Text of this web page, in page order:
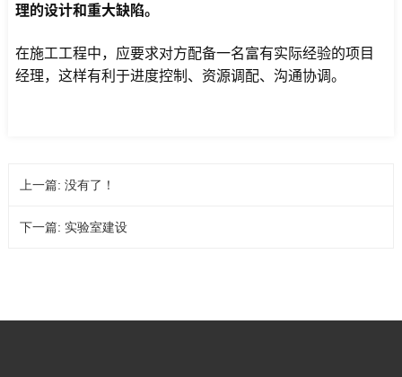
理的设计和重大缺陷。
在施工工程中，应要求对方配备一名富有实际经验的项目
经理，这样有利于进度控制、资源调配、沟通协调。
上一篇: 没有了！
下一篇: 实验室建设